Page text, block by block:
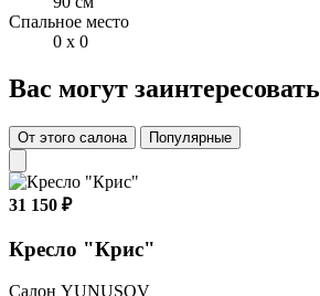
Спальное место
0 x 0
Вас могут заинтересовать
От этого салона Популярные
31 150 ₽
Кресло "Крис"
Салон YUNUSOV